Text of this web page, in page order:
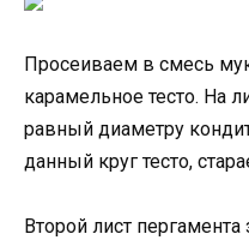
Просеиваем в смесь
карамельное тесто. На
равный диаметру
данный круг тесто,
Второй лист